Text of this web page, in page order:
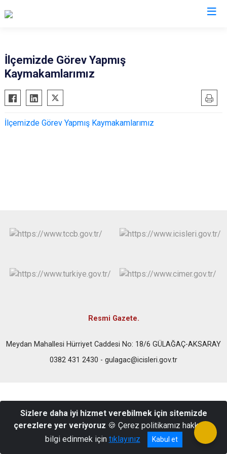
Ağaçören
Eskil
Güzelyurt
İlçemizde Görev Yapmış
Kaymakamlarımız
İlçemizde Görev Yapmış Kaymakamlarımız
Resmi Gazete.
Meydan Mahallesi Hürriyet Caddesi No: 18/6 GÜLAĞAÇ-AKSARAY
0382 431 2430 - gulagac@icisleri.gov.tr
Sizlere daha iyi hizmet verebilmek için sitemizde
çerezlere yer veriyoruz 🍪 Çerez politikamız hakkında
bilgi edinmek için tıklayınız Kabul et